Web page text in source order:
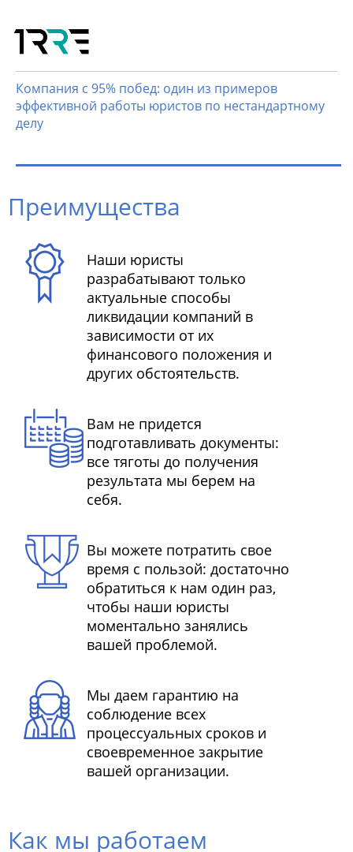
Компания с 95% побед: один из примеров
эффективной работы юристов по нестандартному
делу
Преимущества
Наши юристы
разрабатывают только
актуальные способы
ликвидации компаний в
зависимости от их
финансового положения и
других обстоятельств.
Вам не придется
подготавливать документы:
все тяготы до получения
результата мы берем на
себя.
Вы можете потратить свое
время с пользой: достаточно
обратиться к нам один раз,
чтобы наши юристы
моментально занялись
вашей проблемой.
Мы даем гарантию на
соблюдение всех
процессуальных сроков и
своевременное закрытие
вашей организации.
Как мы работаем